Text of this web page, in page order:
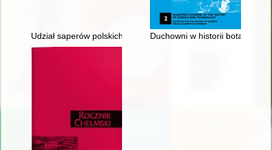
Udział saperów polskich w walkach na środkowej Wiśle w
Duchowni w historii botaniki w